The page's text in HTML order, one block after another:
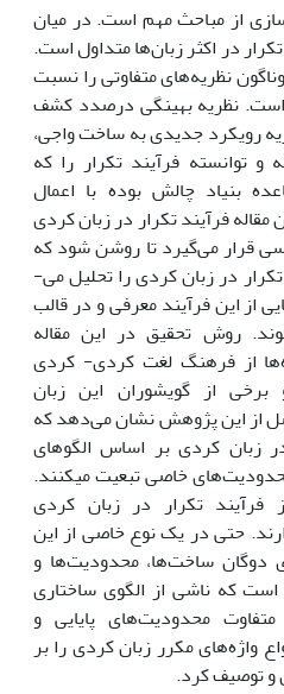
از مباحث مهم است. در میان
در اکثر زبان‌ها متداول است.
نظریه‌های متفاوتی را نسبت
است. نظریه بهینگی درصدد کشف
رویکرد‌ جدیدی به ساخت واجی،
توانسته فرآیند تکرار را که
بنیاد چالش بوده با اعمال
فرآیند تکرار در زبان کردی
قرار می‌‌گیرد تا روشن شود که
نظریه بهینگی چگونه فرآیند تکرار در زبان کردی را تحلیل می‌­
از این فرآیند معرفی و در قالب
روش تحقیق در این مقاله
از فرهنگ لغت کردی- کردی
برخی از گویشوران این زبان
از این پژوهش نشان می‌دهد که
زبان کردی بر اساس الگوهای
خاصی تبعیت می­کنند.
تکرار در زبان کردی
حتی در یک نوع خاصی از این
دوگان ساخت‌ها، محدودیت‌ها و
است که ناشی از الگوی ساختاری
محدودیت‌های پایایی و
واژه‌های مکرر زبان کردی را بر
و توصیف کرد.